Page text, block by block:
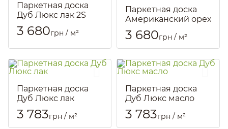
Паркетная доска
Дуб Люкс лак 2S
Артикул:: 798
3 680грн / м²
Паркетная доска
Американский орех
Люкс 3S
Артикул:: 832
3 680грн / м²
Паркетная доска
Дуб Люкс лак
Артикул:: 819
3 783грн / м²
Паркетная доска
Дуб Люкс масло
Артикул:: 820
3 783грн / м²